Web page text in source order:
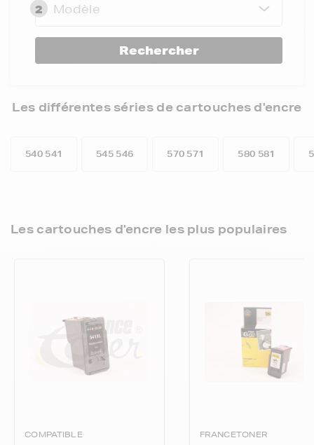
2 Modèle
Rechercher
Les différentes séries de cartouches d'encre
540 541 545 546 570 571 580 581
Les cartouches d'encre les plus populaires
COMPATIBLE FRANCETONER